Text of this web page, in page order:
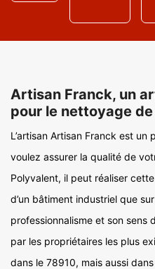
Artisan Franck, un
pour le nettoyage
L’artisan Artisan Franck est
voulez assurer la qualité de
Polyvalent, il peut réaliser
d’un bâtiment industriel que
professionnalisme et son sens
par les propriétaires les plus
dans le 78910, mais aussi